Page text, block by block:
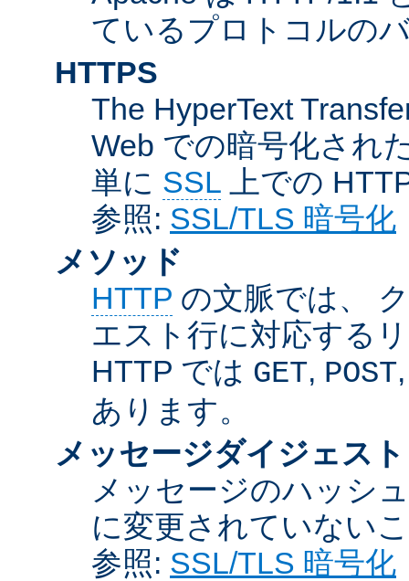
ているプロトコルの
HTTPS
The HyperText
Web での暗号化され
単に SSL 上での
参照: SSL/TLS 暗号化
メソッド
HTTP の文脈では、
エスト行に対応する
HTTP では GET, POST
あります。
メッセージダイジェスト
メッセージのハッシ
に変更されていない
参照: SSL/TLS 暗号化